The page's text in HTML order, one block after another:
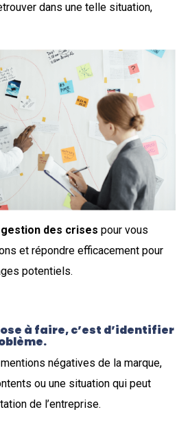
dans une telle situation,
gestion des crises pour vous
et répondre efficacement pour
potentiels.
à faire, c’est d’identifier
négatives de la marque,
ou une situation qui peut
de l’entreprise.